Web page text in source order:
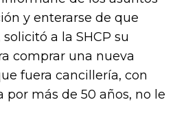
y enterarse de que
a la SHCP su
comprar una nueva
fuera cancillería, con
por más de 50 años, no le